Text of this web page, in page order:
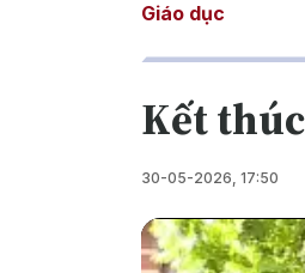
Giáo dục
Kết
30-05-2026, 17:50